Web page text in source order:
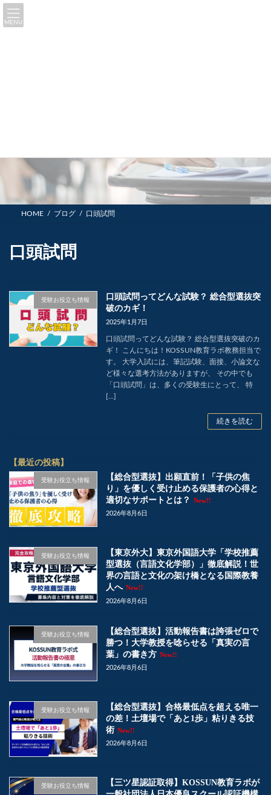
コ
ン
ナ
ビ
HOME ブログ 口頭試問
口頭試問
受験お役立ち情報
口頭試問ってどんな試験？ 総合型選抜突
破のカギ！
2025年1月7日
口頭試問ってどんな試験？ 総合型選抜突破のカ
ギ！ こんにちは！KOSSUN教育ラボ教務担当で
す。 大学入試には、筆記試験、面接、小論文な
ど様々な選考方法がありますが、 その中でも
「口頭試問」は、多くの受験生にとって、 特
[…]
続きを読む
【最近の投稿】
受験お役立ち情報
【総合型選抜】出願直前！「子供の焦
り」を優しく受け止める保護者の心得と
適切なサポートとは？
New!!
2026年8月6日
受験お役立ち情報
【東京外大】東京外国語大学「学校推薦
型選抜（言語文化学部）」徹底解説！世
界の言語と文化の架け橋となる国際教養
人へ New!!
2026年8月6日
受験お役立ち情報
【総合型選抜】活動報告書は誇張ゼロで
勝つ！大学教授を唸らせる「真実の言
葉」の書き方 New!!
2026年8月6日
受験お役立ち情報
【総合型選抜】合格最低点を超える唯一
の差！土壇場で「あと1歩」粘りきる技
術 New!!
2026年8月6日
受験お役立ち情報
【三ツ星認証取得】KOSSUN教育ラボが
MENU